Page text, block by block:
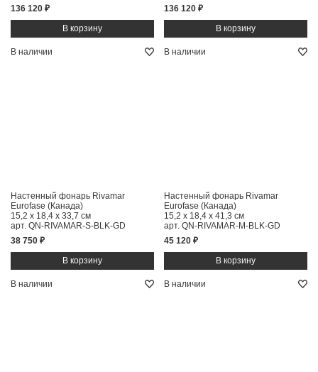
136 120 ₽
136 120 ₽
В наличии
Настенный фонарь Rivamar
Eurofase (Канада)
15,2 x 18,4 x 33,7 см
арт. QN-RIVAMAR-S-BLK-GD
38 750 ₽
В наличии
Настенный фонарь Rivamar
Eurofase (Канада)
15,2 x 18,4 x 41,3 см
арт. QN-RIVAMAR-M-BLK-GD
45 120 ₽
В наличии В наличии